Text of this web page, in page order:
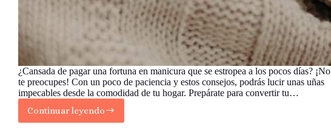
¿Cansada de pagar una fortuna en manicura que se estropea a los pocos días? ¡No
te preocupes! Con un poco de paciencia y estos consejos, podrás lucir unas uñas
impecables desde la comodidad de tu hogar. Prepárate para convertir tu…
Continuar leyendo
¡Manos
a